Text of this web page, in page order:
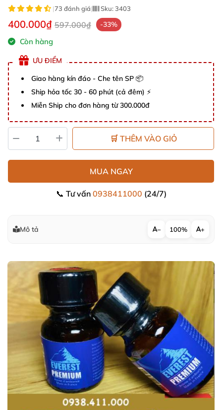
|73 đánh giá| Sku:3403
400.000₫ 597.000₫ -33%
Còn hàng
ƯU ĐIỂM
Giao hàng kín đáo - Che tên SP 📦
Ship hỏa tốc 30 - 60 phút (cả đêm) ⚡
Miễn Ship cho đơn hàng từ 300.000đ
🛒 THÊM VÀO GIỎ
MUA NGAY
📞 Tư vấn 0938411000 (24/7)
Mô tả − 100% +